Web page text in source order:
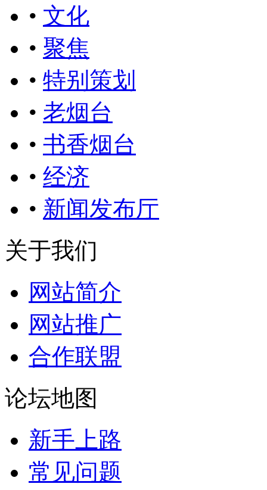
• 文化
• 聚焦
• 特别策划
• 老烟台
• 书香烟台
• 经济
• 新闻发布厅
关于我们
网站简介
网站推广
合作联盟
论坛地图
新手上路
常见问题